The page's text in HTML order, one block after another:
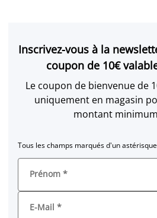
Inscrivez-vous à la
coupon de 10€
Le coupon de bienvenue de
uniquement en magasin
montant
Tous les champs marqués d'un
Prénom *
E-Mail *